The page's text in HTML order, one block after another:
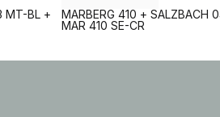
MT-BL +
MARBERG 410 + SALZBACH
MAR 410 SE-CR